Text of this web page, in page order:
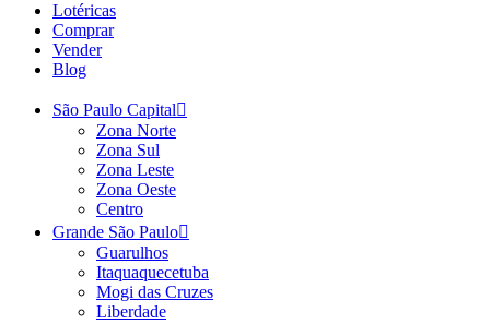
Lotéricas
Comprar
Vender
Blog
São Paulo Capital
Zona Norte
Zona Sul
Zona Leste
Zona Oeste
Centro
Grande São Paulo
Guarulhos
Itaquaquecetuba
Mogi das Cruzes
Liberdade